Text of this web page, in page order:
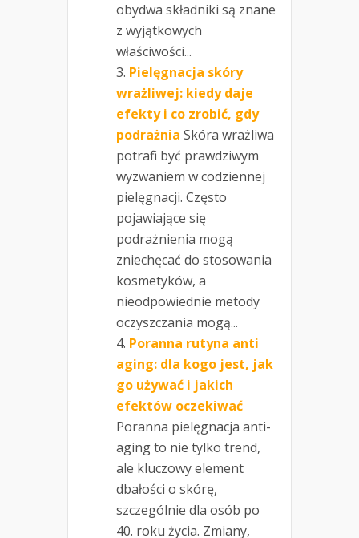
obydwa składniki są znane
z wyjątkowych
właściwości...
Pielęgnacja skóry
wrażliwej: kiedy daje
efekty i co zrobić, gdy
podrażnia Skóra wrażliwa
potrafi być prawdziwym
wyzwaniem w codziennej
pielęgnacji. Często
pojawiające się
podrażnienia mogą
zniechęcać do stosowania
kosmetyków, a
nieodpowiednie metody
oczyszczania mogą...
Poranna rutyna anti
aging: dla kogo jest, jak
go używać i jakich
efektów oczekiwać
Poranna pielęgnacja anti-
aging to nie tylko trend,
ale kluczowy element
dbałości o skórę,
szczególnie dla osób po
40. roku życia. Zmiany,